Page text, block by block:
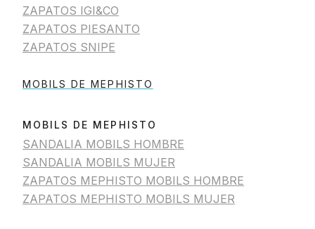
ZAPATOS IGI&CO
ZAPATOS PIESANTO
ZAPATOS SNIPE
MOBILS DE MEPHISTO
MOBILS DE MEPHISTO
SANDALIA MOBILS HOMBRE
SANDALIA MOBILS MUJER
ZAPATOS MEPHISTO MOBILS HOMBRE
ZAPATOS MEPHISTO MOBILS MUJER